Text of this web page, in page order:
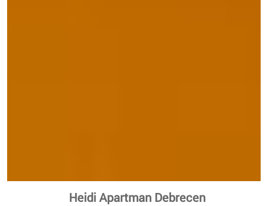
Heidi Apartman Debrecen